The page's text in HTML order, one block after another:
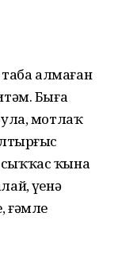
алмаған
Быға
мотлаҡ
ҡына
үҙенә
ғәмле